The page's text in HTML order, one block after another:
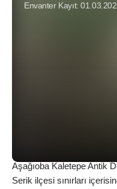
Envanter Kayıt:
Aşağıoba Kaletepe Antik
Serik ilçesi sınırları